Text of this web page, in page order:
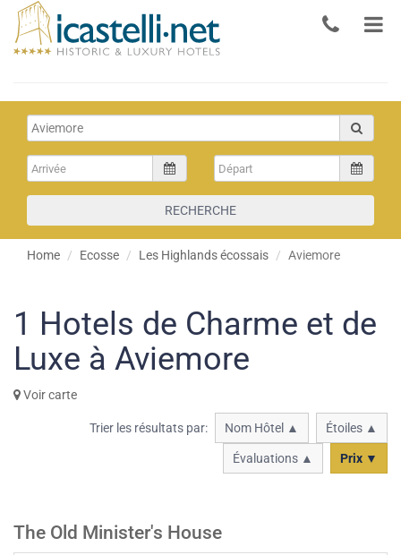
RECHERCHE
Home Ecosse Les Highlands écossais Aviemore
1 Hotels de Charme et de
Luxe à Aviemore
Voir carte
Trier les résultats par: Nom Hôtel ▲ Étoiles ▲
Évaluations ▲ Prix ▼
The Old Minister's House